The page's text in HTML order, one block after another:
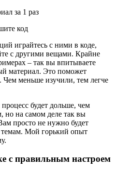
за 1 раз
код
играйтесь с ними в коде,
с другими вещами. Крайне
– так вы впитываете
материал. Это поможет
Чем меньше изучили, тем легче
будет дольше, чем
но на самом деле так вы
просто не нужно будет
Мой горький опыт
с правильным настроем